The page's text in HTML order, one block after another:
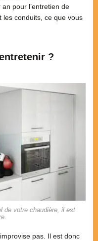
pour l’entretien de
conduits, ce que vous
?
de votre chaudière, il est
pas. Il est donc